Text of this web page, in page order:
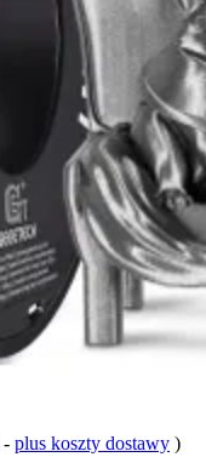
- plus koszty dostawy )